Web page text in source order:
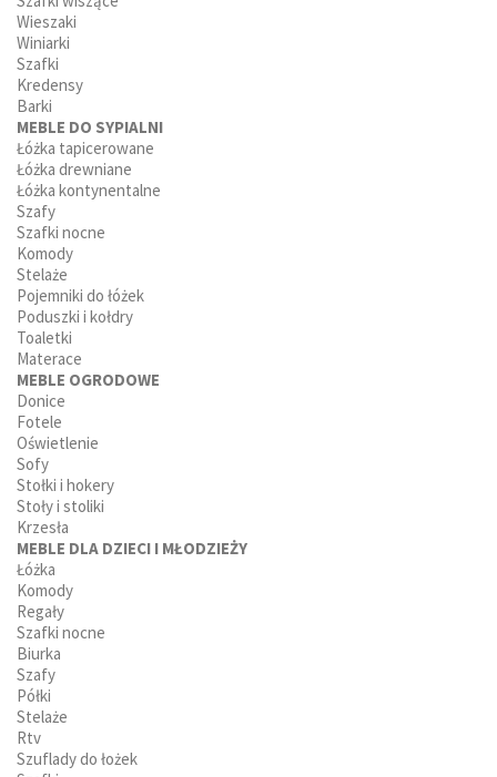
Wieszaki
Winiarki
Szafki
Kredensy
Barki
MEBLE DO SYPIALNI
Łóżka tapicerowane
Łóżka drewniane
Łóżka kontynentalne
Szafy
Szafki nocne
Komody
Stelaże
Pojemniki do łóżek
Poduszki i kołdry
Toaletki
Materace
MEBLE OGRODOWE
Donice
Fotele
Oświetlenie
Sofy
Stołki i hokery
Stoły i stoliki
Krzesła
MEBLE DLA DZIECI I MŁODZIEŻY
Łóżka
Komody
Regały
Szafki nocne
Biurka
Szafy
Półki
Stelaże
Rtv
Szuflady do łożek